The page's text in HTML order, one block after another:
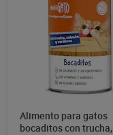
Alimento para gatos
bocaditos con trucha,